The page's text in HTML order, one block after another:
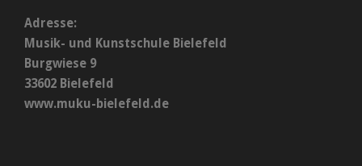
Adresse:
Musik- und Kunstschule Bielefeld
Burgwiese 9
33602 Bielefeld
www.muku-bielefeld.de